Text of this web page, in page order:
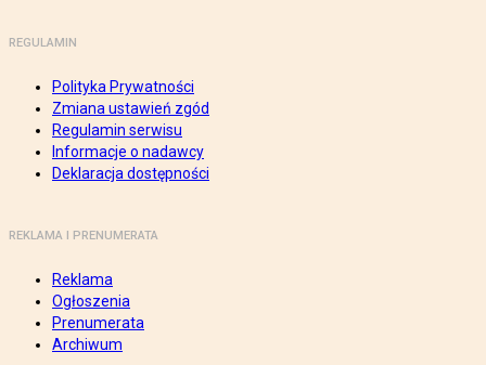
REGULAMIN
Polityka Prywatności
Zmiana ustawień zgód
Regulamin serwisu
Informacje o nadawcy
Deklaracja dostępności
REKLAMA I PRENUMERATA
Reklama
Ogłoszenia
Prenumerata
Archiwum